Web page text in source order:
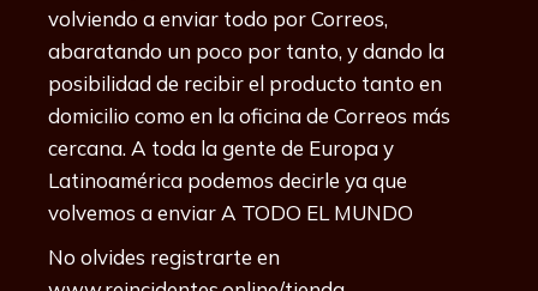
volviendo a enviar todo por Correos,
abaratando un poco por tanto, y dando la
posibilidad de recibir el producto tanto en
domicilio como en la oficina de Correos más
cercana. A toda la gente de Europa y
Latinoamérica podemos decirle ya que
volvemos a enviar A TODO EL MUNDO
No olvides registrarte en